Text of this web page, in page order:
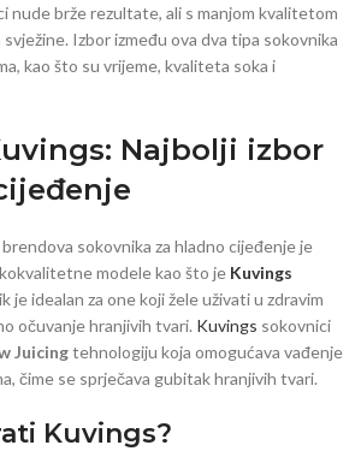
nude brže rezultate, ali s manjom kvalitetom
Izbor između ova dva tipa sokovnika
kao što su vrijeme, kvaliteta soka i
Najbolji izbor
sokovnika za hladno cijeđenje je
modele kao što je Kuvings
je idealan za one koji žele uživati u zdravim
očuvanje hranjivih tvari. Kuvings sokovnici
Juicingtehnologiju koja omogućava vađenje
čime se sprječava gubitak hranjivih tvari.
Kuvings?